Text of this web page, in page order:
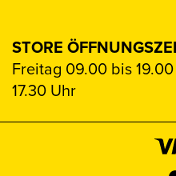
STORE
Freitag 09.00 bis
17.30 Uhr